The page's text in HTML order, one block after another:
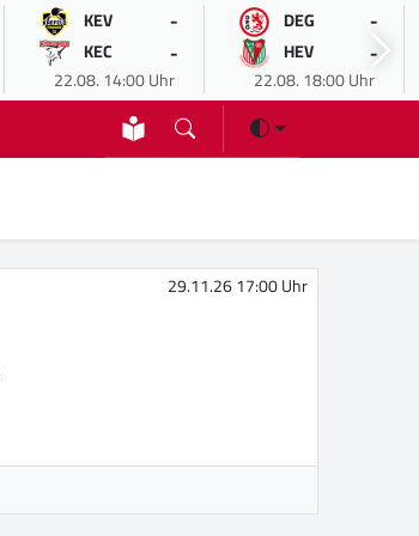
KEV -
KEC -
22.08. 14:00 Uhr
DEG -
HEV -
22.08. 18:00 Uhr
29.11.26 17:00 Uhr